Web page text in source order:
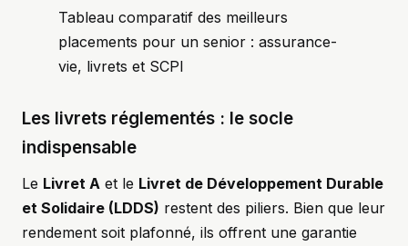
Tableau comparatif des meilleurs
placements pour un senior : assurance-
vie, livrets et SCPI
Les livrets réglementés : le socle
indispensable
Le Livret A et le Livret de Développement Durable
et Solidaire (LDDS) restent des piliers. Bien que leur
rendement soit plafonné, ils offrent une garantie